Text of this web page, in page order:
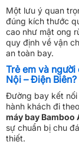
Một lưu ý quan
đúng kích thước
cao như mật ong
quy định về vận
an toàn bay.
Trẻ em và
Nội – Điện Biên?
Đường bay kết nối
hành khách đi
máy bay Bamboo
sự chuẩn bị chu
thiết.